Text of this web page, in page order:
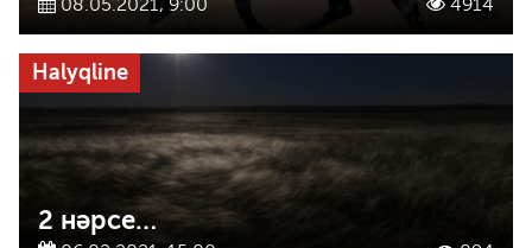
Halyqline
2 нәрсе…